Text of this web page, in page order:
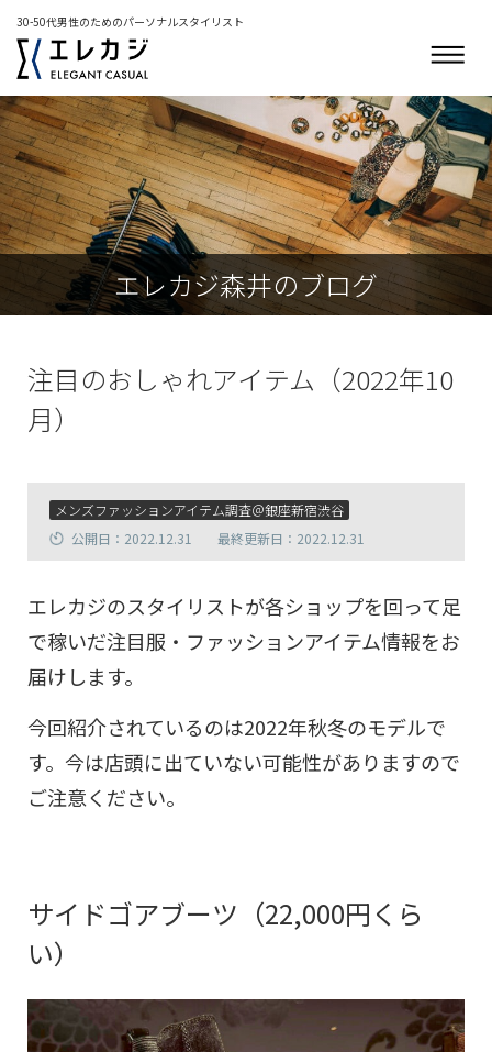
30-50代男性のためのパーソナルスタイリスト
エレカジ森井のブログ
注目のおしゃれアイテム（2022年10
月）
メンズファッションアイテム調査＠銀座新宿渋谷
公開日：2022.12.31
最終更新日：2022.12.31
エレカジのスタイリストが各ショップを回って足
で稼いだ注目服・ファッションアイテム情報をお
届けします。
今回紹介されているのは2022年秋冬のモデルで
す。今は店頭に出ていない可能性がありますので
ご注意ください。
サイドゴアブーツ（22,000円くら
い）